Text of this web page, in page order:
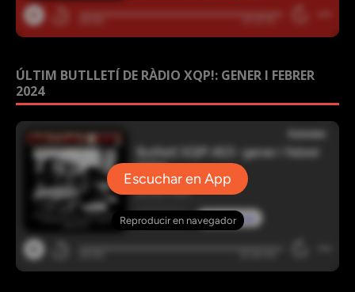
ÚLTIM BUTLLETÍ DE RÀDIO XQP!: GENER I FEBRER
2024